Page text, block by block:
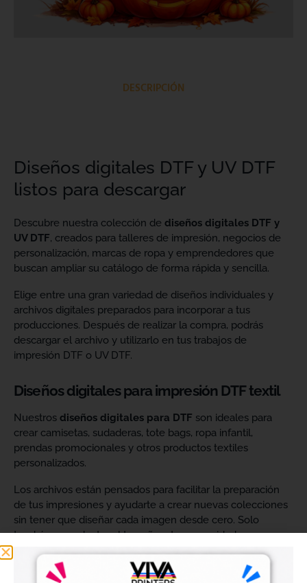
DESCRIPCIÓN
Diseños digitales DTF y UV DTF
listos para descargar
Descubre nuestra colección de diseños digitales DTF y
UV DTF, creados para talleres de impresión, negocios de
personalización, marcas de ropa y emprendedores que
buscan ampliar su catálogo de forma rápida y sencilla.
Elige entre una gran variedad de diseños individuales y
archivos digitales preparados para incorporar a tus
producciones. Después de realizar la compra, podrás
descargar el archivo y utilizarlo en tus trabajos de
impresión DTF o UV DTF.
Diseños digitales para impresión DTF textil
Nuestros diseños digitales para DTF son ideales para
crear camisetas, sudaderas, tote bags, ropa infantil,
prendas promocionales y otros productos textiles
personalizados.
Los archivos están pensados para facilitar la preparación
de tus impresiones y ayudarte a crear nuevas colecciones
sin tener que diseñar cada imagen desde cero. Solo
tendrás que adaptar el tamaño a tus necesidades, preparar
el archivo en tu programa de impresión y producirlo con tu
maquinaria DTF.